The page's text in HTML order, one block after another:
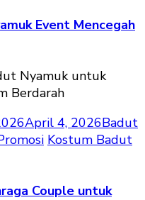
Event Mencegah
April 4, 2026Badut
Kostum Badut
Couple untuk